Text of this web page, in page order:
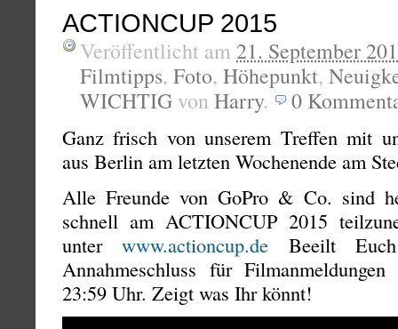
ACTIONCUP 2015
Veröffentlicht am 21. September
Filmtipps, Foto, Höhepunkt,
WICHTIG von Harry. 0
Ganz frisch von unserem Treffen mit
aus Berlin am letzten Wochenende am
Alle Freunde von GoPro & Co. sind
schnell am ACTIONCUP 2015
unter www.actioncup.de Beeilt
Annahmeschluss für
23:59 Uhr. Zeigt was Ihr könnt!